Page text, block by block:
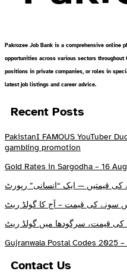
Pakrozee Job Bank is a comprehensive online
opportunities across various sectors throughout
positions in private companies, or roles in
latest job listings and career advice.
Recent Posts
PakistanI FAMOUS YouTuber
gambling promotion
Gold Rates in Sargodha – 16
کی قیمتیں — ایک “انسانی” رپورٹ
سونے کی قیمت – آج کا گولڈ ریٹ
کی قیمت، سرگودھا میں گولڈ ریٹ
Gujranwala Postal Codes 2025
Contact Us